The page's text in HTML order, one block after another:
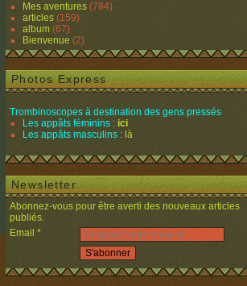
Mes aventures (784)
articles (159)
album (67)
Bienvenue (2)
Photos Express
Trombinoscopes à destination des gens pressés
Les appâts féminins : ici
Les appâts masculins : là
Newsletter
Abonnez-vous pour être averti des nouveaux articles
publiés.
Email